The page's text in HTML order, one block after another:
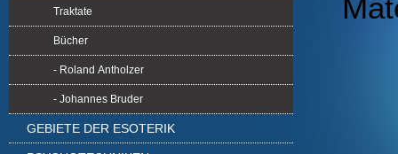
Traktate
Bücher
- Roland Antholzer
- Johannes Bruder
GEBIETE DER ESOTERIK